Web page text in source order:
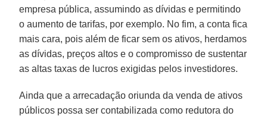
empresa pública, assumindo as dívidas e permitindo
o aumento de tarifas, por exemplo. No fim, a conta fica
mais cara, pois além de ficar sem os ativos, herdamos
as dívidas, preços altos e o compromisso de sustentar
as altas taxas de lucros exigidas pelos investidores.
Ainda que a arrecadação oriunda da venda de ativos
públicos possa ser contabilizada como redutora do